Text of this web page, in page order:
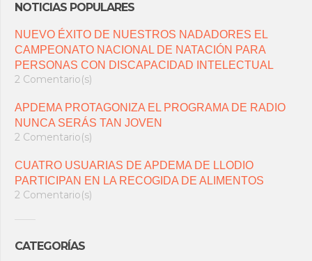
NOTICIAS POPULARES
NUEVO ÉXITO DE NUESTROS NADADORES EL
CAMPEONATO NACIONAL DE NATACIÓN PARA
PERSONAS CON DISCAPACIDAD INTELECTUAL
2 Comentario(s)
APDEMA PROTAGONIZA EL PROGRAMA DE RADIO
NUNCA SERÁS TAN JOVEN
2 Comentario(s)
CUATRO USUARIAS DE APDEMA DE LLODIO
PARTICIPAN EN LA RECOGIDA DE ALIMENTOS
2 Comentario(s)
CATEGORÍAS